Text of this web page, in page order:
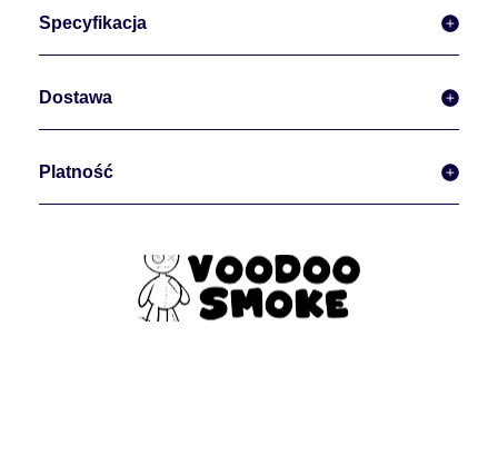
Specyfikacja
Dostawa
Platność